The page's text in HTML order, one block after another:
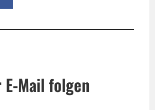
Mail folgen